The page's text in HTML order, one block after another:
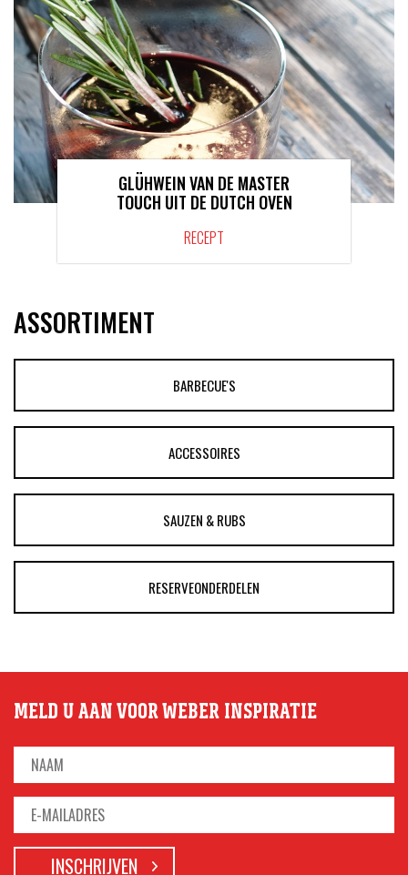
GLÜHWEIN VAN DE MASTER
TOUCH UIT DE DUTCH OVEN
RECEPT
ASSORTIMENT
BARBECUE'S
ACCESSOIRES
SAUZEN & RUBS
RESERVEONDERDELEN
MELD U AAN VOOR WEBER INSPIRATIE